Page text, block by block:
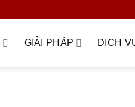
GIẢI PHÁP DỊCH